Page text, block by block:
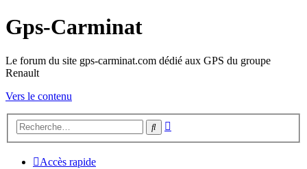
Gps-Carminat
Le forum du site gps-carminat.com dédié aux GPS du groupe
Renault
Vers le contenu
Rechercher
Accès rapide